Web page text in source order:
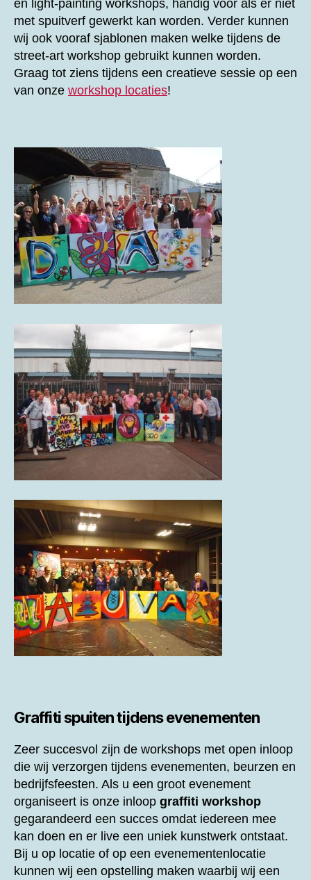
en light-painting workshops, handig voor als er niet
met spuitverf gewerkt kan worden. Verder kunnen
wij ook vooraf sjablonen maken welke tijdens de
street-art workshop gebruikt kunnen worden.
Graag tot ziens tijdens een creatieve sessie op een
van onze workshop locaties!
Graffiti spuiten tijdens evenementen
Zeer succesvol zijn de workshops met open inloop
die wij verzorgen tijdens evenementen, beurzen en
bedrijfsfeesten. Als u een groot evenement
organiseert is onze inloop graffiti workshop
gegarandeerd een succes omdat iedereen mee
kan doen en er live een uniek kunstwerk ontstaat.
Bij u op locatie of op een evenementenlocatie
kunnen wij een opstelling maken waarbij wij een